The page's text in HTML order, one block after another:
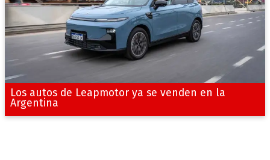
Los autos de Leapmotor ya se venden en la
Argentina